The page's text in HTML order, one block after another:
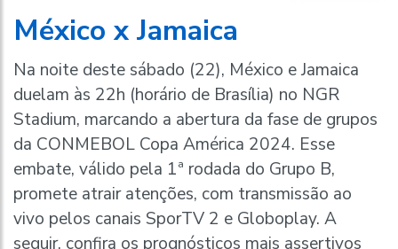
México x Jamaica
Na noite deste sábado (22), México e Jamaica
duelam às 22h (horário de Brasília) no NGR
Stadium, marcando a abertura da fase de grupos
da CONMEBOL Copa América 2024. Esse
embate, válido pela 1ª rodada do Grupo B,
promete atrair atenções, com transmissão ao
vivo pelos canais SporTV 2 e Globoplay. A
seguir, confira os prognósticos mais assertivos